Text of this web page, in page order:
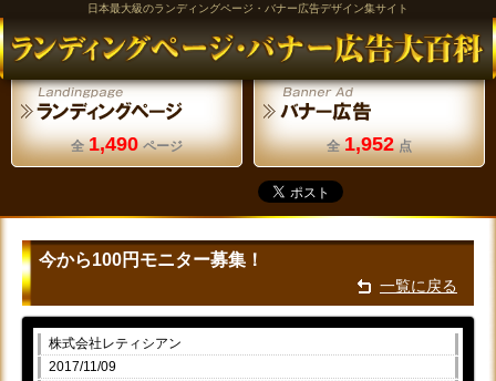
日本最大級のランディングページ・バナー広告デザイン集サイト
全 1,490 ページ 全 1,952 点
今から100円モニター募集！
一覧に戻る
株式会社レティシアン
2017/11/09